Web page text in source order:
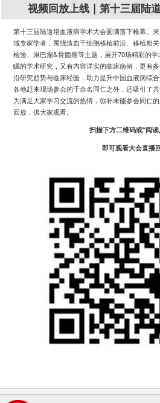
视频回放上线 | 第十三届陆
第十三届陆道培血液病学术大会圆满落下帷幕。
域专家学者，围绕造血干细胞移植前沿、移植相
检验、淋巴瘤&骨髓瘤等主题，展开70场精彩的
瞩的学术研究，又有内容详实的临床病例，更有
沿研究趋势与临床经验，助力提升中国血液病综
各地赶来现场参会的千余名同仁之外，还吸引了共
为满足大家学习交流的热情，弥补未能参会同仁
回放，供大家观看。
扫描下方二维码或“阅读
即可观看大会直播